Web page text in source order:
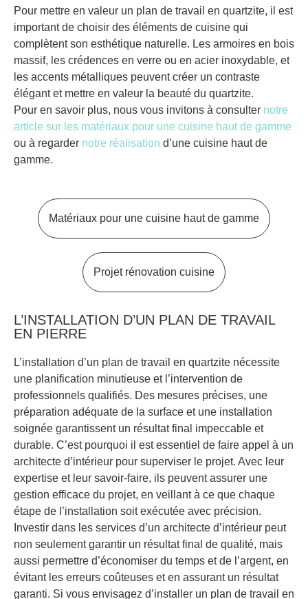
Pour mettre en valeur un plan de travail en quartzite, il est
important de choisir des éléments de cuisine qui
complètent son esthétique naturelle. Les armoires en bois
massif, les crédences en verre ou en acier inoxydable, et
les accents métalliques peuvent créer un contraste
élégant et mettre en valeur la beauté du quartzite.
Pour en savoir plus, nous vous invitons à consulter notre
article sur les matériaux pour une cuisine haut de gamme
ou à regarder notre réalisation d’une cuisine haut de
gamme.
Matériaux pour une cuisine haut de gamme
Projet rénovation cuisine
L’INSTALLATION D’UN PLAN DE TRAVAIL
EN PIERRE
L’installation d’un plan de travail en quartzite nécessite
une planification minutieuse et l’intervention de
professionnels qualifiés. Des mesures précises, une
préparation adéquate de la surface et une installation
soignée garantissent un résultat final impeccable et
durable. C’est pourquoi il est essentiel de faire appel à un
architecte d’intérieur pour superviser le projet. Avec leur
expertise et leur savoir-faire, ils peuvent assurer une
gestion efficace du projet, en veillant à ce que chaque
étape de l’installation soit exécutée avec précision.
Investir dans les services d’un architecte d’intérieur peut
non seulement garantir un résultat final de qualité, mais
aussi permettre d’économiser du temps et de l’argent, en
évitant les erreurs coûteuses et en assurant un résultat
garanti. Si vous envisagez d’installer un plan de travail en